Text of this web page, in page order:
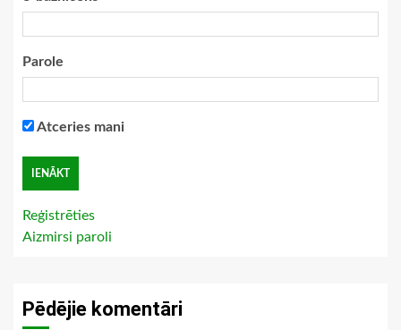
Parole
Atceries mani
Reģistrēties
Aizmirsi paroli
Pēdējie komentāri